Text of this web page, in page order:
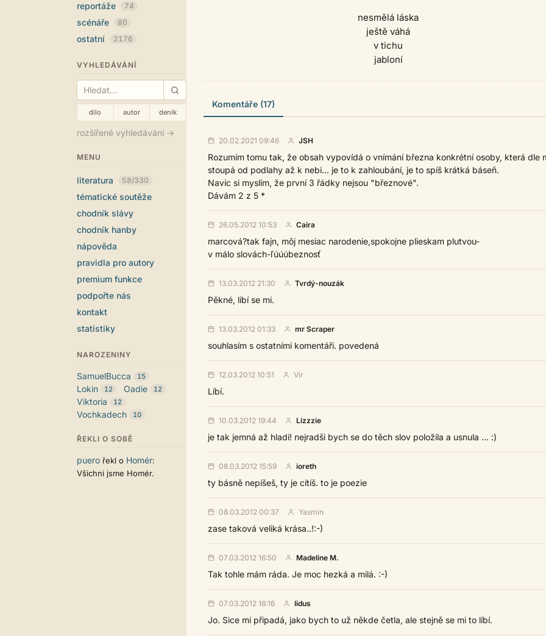
reportáže 74
scénáře 80
ostatní 2176
VYHLEDÁVÁNÍ
dílo autor deník
rozšířené vyhledávání →
MENU
literatura 58/330
tématické soutěže
chodník slávy
chodník hanby
nápověda
pravidla pro autory
premium funkce
podpořte nás
kontakt
statistiky
NAROZENINY
SamuelBucca 15
Lokin 12 Oadie 12
Viktoria 12
Vochkadech 10
ŘEKLI O SOBĚ
puero řekl o Homér:
Všichni jsme Homér.
nesmělá láska
ještě váhá
v tichu
jabloní
Komentáře (17)
20.02.2021 09:46 JSH
Rozumím tomu tak, že obsah vypovídá o vnímání března konkrétní osoby, která dle
stoupá od podlahy až k nebi... je to k zahloubání, je to spíš krátká báseň.
Navíc si myslím, že první 3 řádky nejsou "březnové".
Dávám 2 z 5 *
26.05.2012 10:53 Caira
marcová?tak fajn, môj mesiac narodenie,spokojne plieskam plutvou-
v málo slovách-ľúúúbeznosť
13.03.2012 21:30 Tvrdý-nouzák
Pěkné, líbí se mi.
13.03.2012 01:33 mr Scraper
souhlasím s ostatními komentáři. povedená
12.03.2012 10:51 Vir
Líbí.
10.03.2012 19:44 Lizzzie
je tak jemná až hladí! nejradši bych se do těch slov položila a usnula ... :)
08.03.2012 15:59 ioreth
ty básně nepíšeš, ty je cítíš. to je poezie
08.03.2012 00:37 Yasmin
zase taková veliká krása..!:-)
07.03.2012 16:50 Madeline M.
Tak tohle mám ráda. Je moc hezká a milá. :-)
07.03.2012 16:16 lidus
Jo. Sice mi připadá, jako bych to už někde četla, ale stejně se mi to líbí.